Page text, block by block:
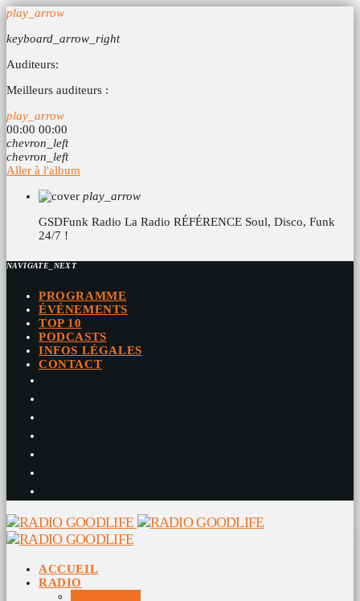
play_arrow
keyboard_arrow_right
Auditeurs:
Meilleurs auditeurs :
play_arrow
00:00 00:00
chevron_left
chevron_left
Aller à l'album
play_arrow
GSDFunk Radio La Radio RÉFÉRENCE Soul, Disco, Funk
24/7 !
NAVIGATE_NEXT
PROGRAMME
ÉVÉNEMENTS
TOP 10
PODCASTS
INFOS LÉGALES
CONTACT
ACCUEIL
RADIO